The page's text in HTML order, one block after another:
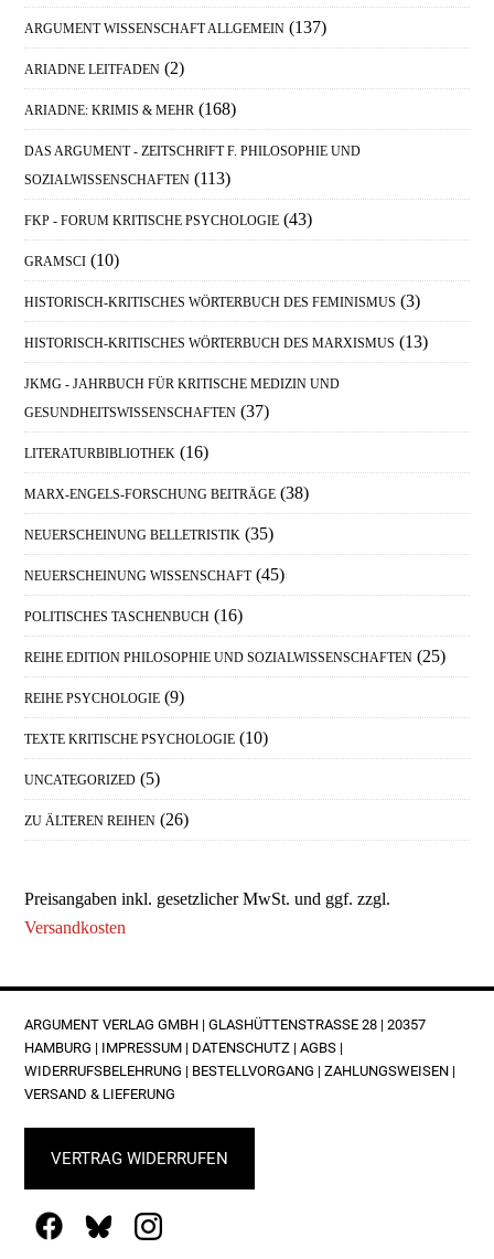
ARGUMENT WISSENSCHAFT ALLGEMEIN (137)
ARIADNE LEITFADEN (2)
ARIADNE: KRIMIS & MEHR (168)
DAS ARGUMENT - ZEITSCHRIFT F. PHILOSOPHIE UND
SOZIALWISSENSCHAFTEN (113)
FKP - FORUM KRITISCHE PSYCHOLOGIE (43)
GRAMSCI (10)
HISTORISCH-KRITISCHES WÖRTERBUCH DES FEMINISMUS (3)
HISTORISCH-KRITISCHES WÖRTERBUCH DES MARXISMUS (13)
JKMG - JAHRBUCH FÜR KRITISCHE MEDIZIN UND
GESUNDHEITSWISSENSCHAFTEN (37)
LITERATURBIBLIOTHEK (16)
MARX-ENGELS-FORSCHUNG BEITRÄGE (38)
NEUERSCHEINUNG BELLETRISTIK (35)
NEUERSCHEINUNG WISSENSCHAFT (45)
POLITISCHES TASCHENBUCH (16)
REIHE EDITION PHILOSOPHIE UND SOZIALWISSENSCHAFTEN (25)
REIHE PSYCHOLOGIE (9)
TEXTE KRITISCHE PSYCHOLOGIE (10)
UNCATEGORIZED (5)
ZU ÄLTEREN REIHEN (26)
Preisangaben inkl. gesetzlicher MwSt. und ggf. zzgl.
Versandkosten
FOOTER
ARGUMENT VERLAG GMBH | GLASHÜTTENSTRASSE 28 | 20357 H
AMBURG | IMPRESSUM | DATENSCHUTZ |AGBS |
WIDERRUFSBELEHRUNG | BESTELLVORGANG |ZAHLUNGSWEISEN |
VERSAND & LIEFERUNG
VERTRAG WIDERRUFEN